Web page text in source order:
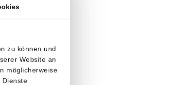
zu können und
Website an
möglicherweise
Dienste